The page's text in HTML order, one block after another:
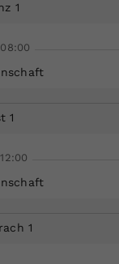
1
1
1